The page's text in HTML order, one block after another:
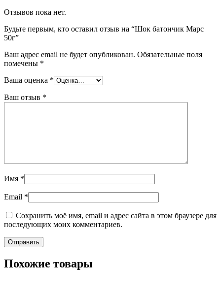
Отзывов пока нет.
Будьте первым, кто оставил отзыв на “Шок батончик Марс
50г”
Ваш адрес email не будет опубликован. Обязательные поля
помечены *
Ваша оценка *
Ваш отзыв *
Имя *
Email *
Сохранить моё имя, email и адрес сайта в этом браузере для
последующих моих комментариев.
Похожие товары